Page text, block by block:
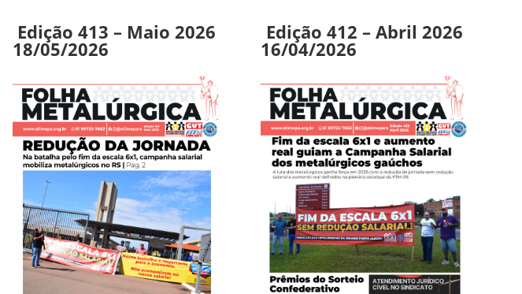
Edição 413 – Maio 2026
18/05/2026
Edição 412 – Abril 2026
16/04/2026